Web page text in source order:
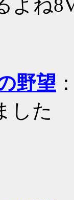
よね
野望
した